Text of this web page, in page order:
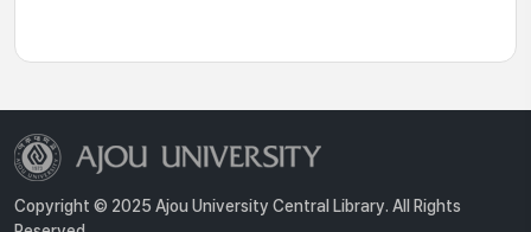
Copyright © 2025 Ajou University Central Library. All Rights